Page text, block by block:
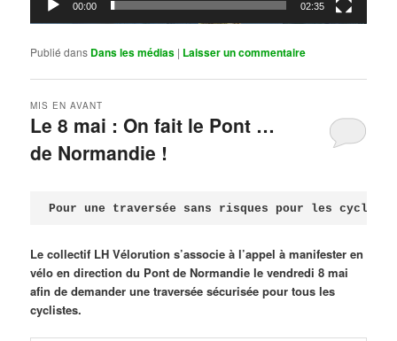
00:00 02:35
Publié dans Dans les médias | Laisser un commentaire
Le 8 mai : On fait le Pont …
de Normandie !
MIS EN AVANT
Pour une traversée sans risques pour les
Le collectif LH Vélorution s’associe à l’appel à manifester en
vélo en direction du Pont de Normandie le vendredi 8 mai
afin de demander une traversée sécurisée pour tous les
cyclistes.